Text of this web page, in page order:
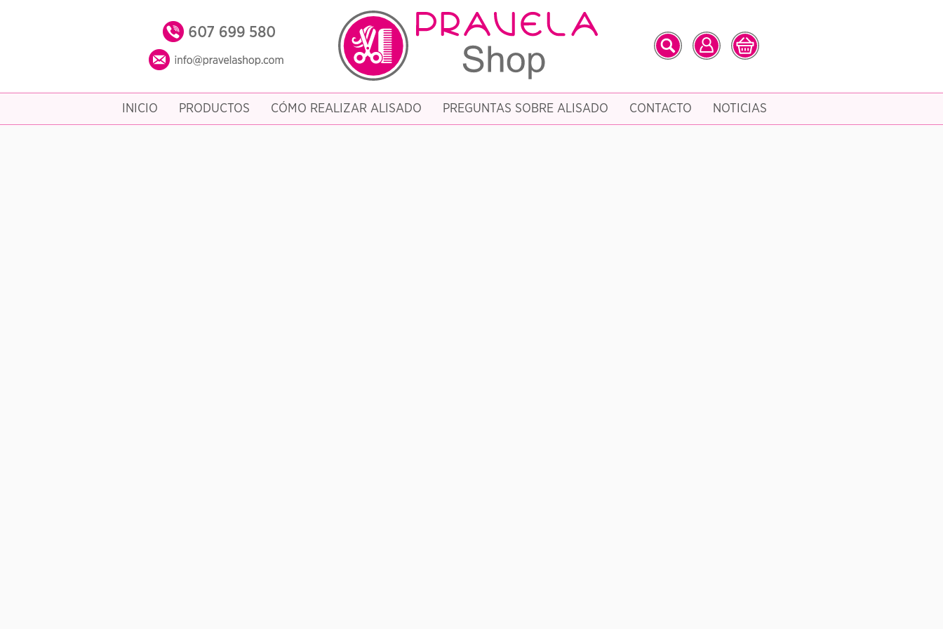
INICIO PRODUCTOS CÓMO REALIZAR ALISADO PREGUNTAS SOBRE ALISADO CONTACTO NOTICIAS